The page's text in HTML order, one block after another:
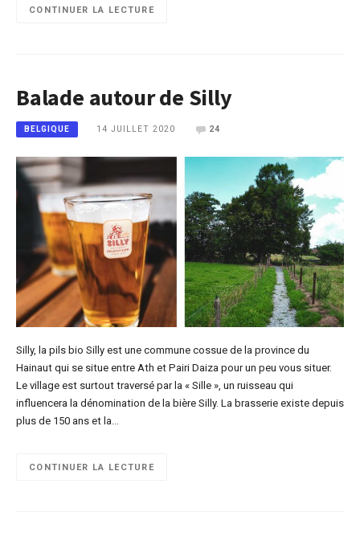
CONTINUER LA LECTURE
Balade autour de Silly
BELGIQUE 14 JUILLET 2020 24
Silly, la pils bio Silly est une commune cossue de la province du
Hainaut qui se situe entre Ath et Pairi Daiza pour un peu vous situer.
Le village est surtout traversé par la « Sille », un ruisseau qui
influencera la dénomination de la bière Silly. La brasserie existe depuis
plus de 150 ans et la…
CONTINUER LA LECTURE